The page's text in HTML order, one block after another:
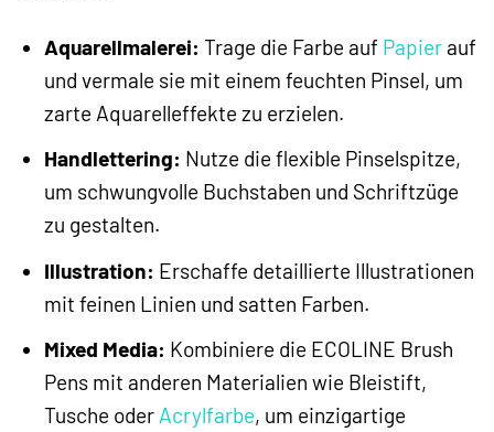
Aquarellmalerei: Trage die Farbe auf Papierauf
und vermale sie mit einem feuchten Pinsel, um
zarte Aquarelleffekte zu erzielen.
Handlettering: Nutze die flexible Pinselspitze,
um schwungvolle Buchstaben und Schriftzüge
zu gestalten.
Illustration: Erschaffe detaillierte Illustrationen
mit feinen Linien und satten Farben.
Mixed Media: Kombiniere die ECOLINE Brush
Pens mit anderen Materialien wie Bleistift,
Tusche oder Acrylfarbe, um einzigartige